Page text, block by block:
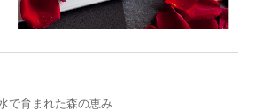
で育まれた森の恵み